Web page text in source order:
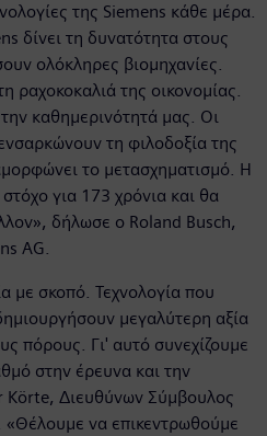
της Siemens κάθε μέρα.
δίνει τη δυνατότητα στους
ολόκληρες βιομηχανίες.
ραχοκοκαλιά της οικονομίας.
καθημερινότητά μας. Οι
τη φιλοδοξία της
το μετασχηματισμό. Η
για 173 χρόνια και θα
δήλωσε ο Roland Busch,
AG.
με σκοπό. Τεχνολογία που
μεγαλύτερη αξία
πόρους. Γι' αυτό συνεχίζουμε
στην έρευνα και την
Körte, Διευθύνων Σύμβουλος
«Θέλουμε να επικεντρωθούμε